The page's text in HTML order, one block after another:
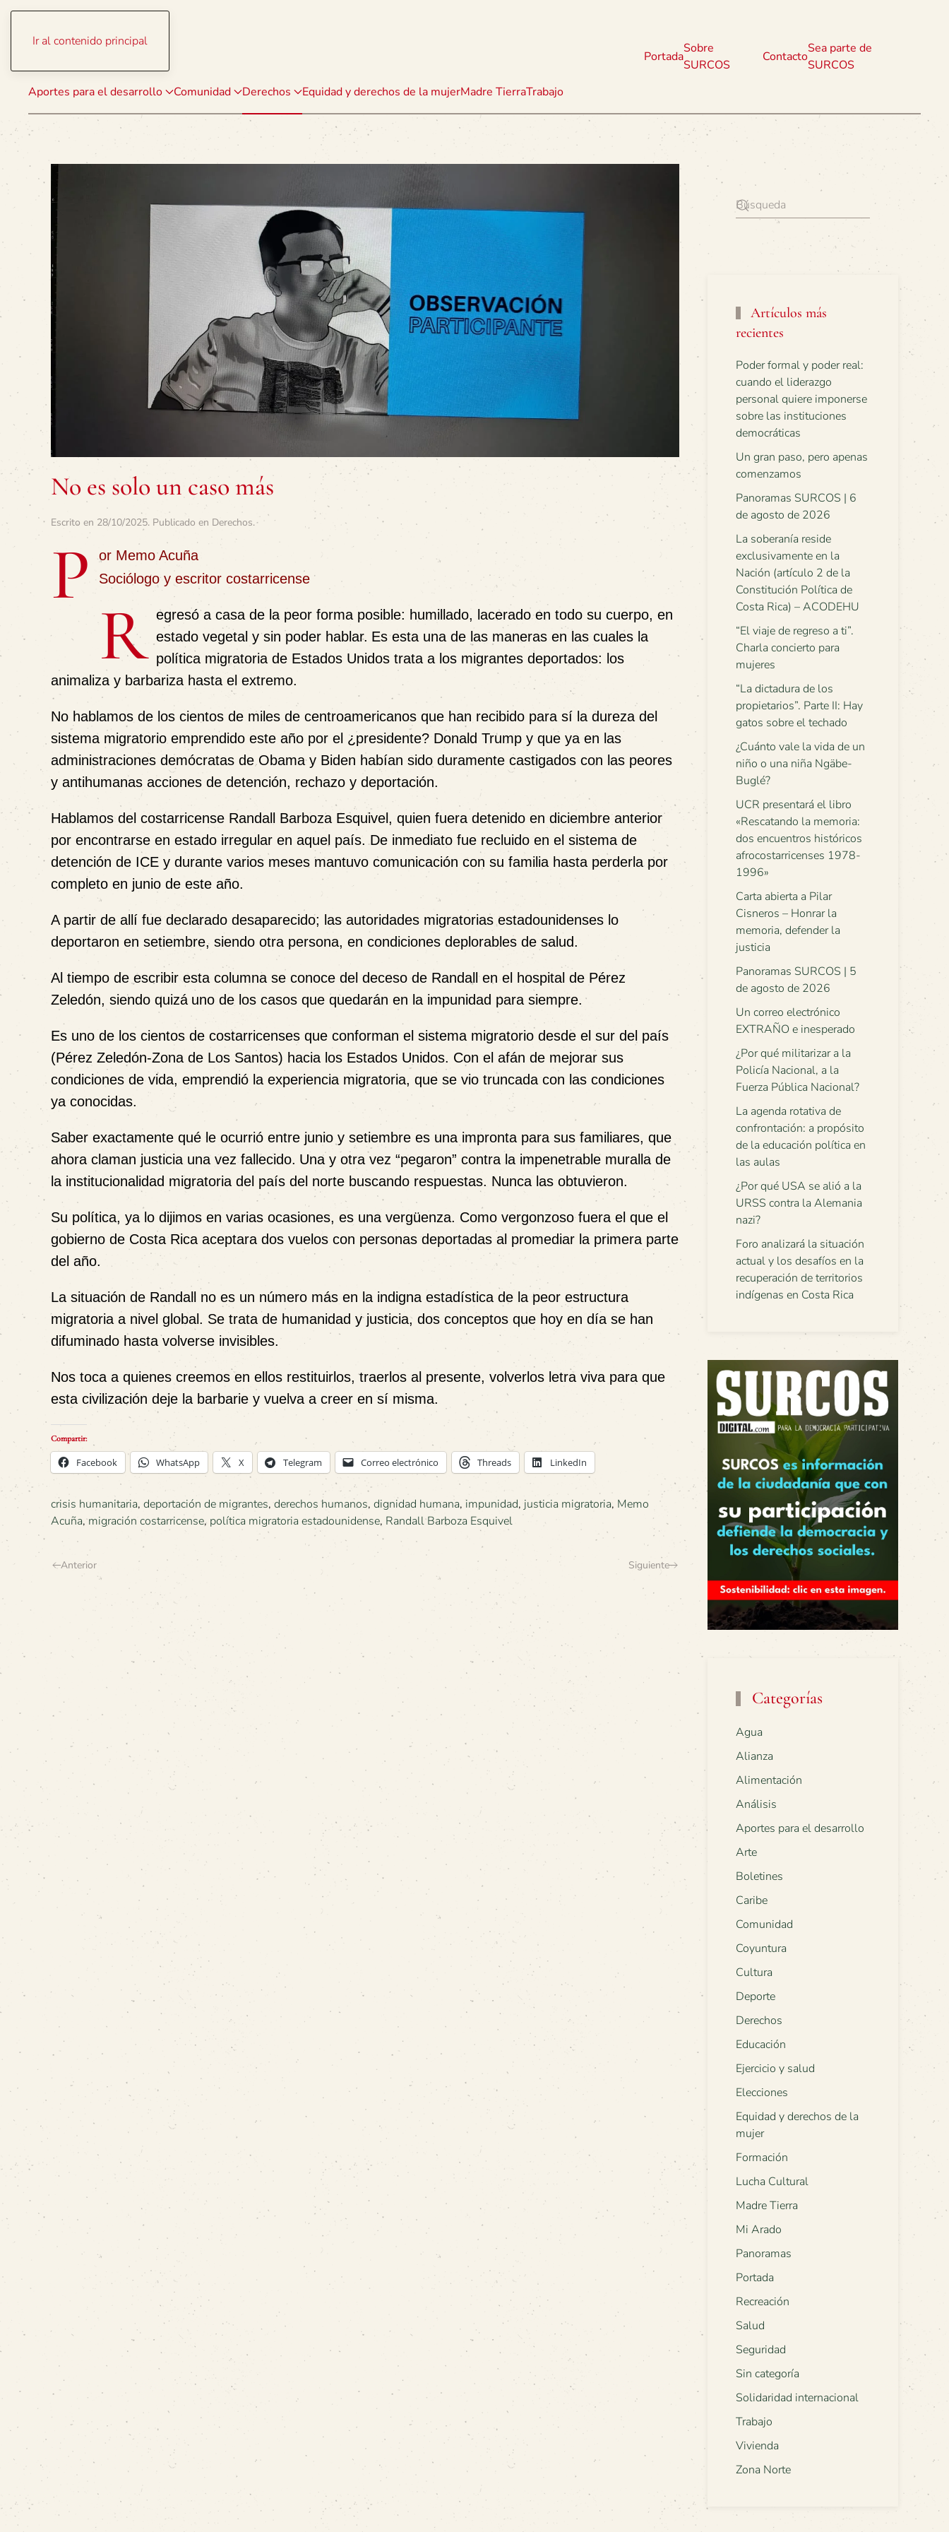
Ir al contenido principal
Aportes para el desarrollo Comunidad Derechos Equidad y derechos de la mujerMadre TierraTrabajo
Portada
Sobre
SURCOS
Contacto
Sea parte de
SURCOS
No es solo un caso más
Escrito en 28/10/2025. Publicado en Derechos.
P
or Memo Acuña
Sociólogo y escritor costarricense
R egresó a casa de la peor forma posible: humillado, lacerado en todo su cuerpo, en
estado vegetal y sin poder hablar. Es esta una de las maneras en las cuales la
política migratoria de Estados Unidos trata a los migrantes deportados: los
animaliza y barbariza hasta el extremo.
No hablamos de los cientos de miles de centroamericanos que han recibido para sí la dureza del
sistema migratorio emprendido este año por el ¿presidente? Donald Trump y que ya en las
administraciones demócratas de Obama y Biden habían sido duramente castigados con las peores
y antihumanas acciones de detención, rechazo y deportación.
Hablamos del costarricense Randall Barboza Esquivel, quien fuera detenido en diciembre anterior
por encontrarse en estado irregular en aquel país. De inmediato fue recluido en el sistema de
detención de ICE y durante varios meses mantuvo comunicación con su familia hasta perderla por
completo en junio de este año.
A partir de allí fue declarado desaparecido; las autoridades migratorias estadounidenses lo
deportaron en setiembre, siendo otra persona, en condiciones deplorables de salud.
Al tiempo de escribir esta columna se conoce del deceso de Randall en el hospital de Pérez
Zeledón, siendo quizá uno de los casos que quedarán en la impunidad para siempre.
Es uno de los cientos de costarricenses que conforman el sistema migratorio desde el sur del país
(Pérez Zeledón-Zona de Los Santos) hacia los Estados Unidos. Con el afán de mejorar sus
condiciones de vida, emprendió la experiencia migratoria, que se vio truncada con las condiciones
ya conocidas.
Saber exactamente qué le ocurrió entre junio y setiembre es una impronta para sus familiares, que
ahora claman justicia una vez fallecido. Una y otra vez “pegaron” contra la impenetrable muralla de
la institucionalidad migratoria del país del norte buscando respuestas. Nunca las obtuvieron.
Su política, ya lo dijimos en varias ocasiones, es una vergüenza. Como vergonzoso fuera el que el
gobierno de Costa Rica aceptara dos vuelos con personas deportadas al promediar la primera parte
del año.
La situación de Randall no es un número más en la indigna estadística de la peor estructura
migratoria a nivel global. Se trata de humanidad y justicia, dos conceptos que hoy en día se han
difuminado hasta volverse invisibles.
Nos toca a quienes creemos en ellos restituirlos, traerlos al presente, volverlos letra viva para que
esta civilización deje la barbarie y vuelva a creer en sí misma.
Compartir:
Facebook WhatsApp X Telegram Correo electrónico Threads LinkedIn
crisis humanitaria, deportación de migrantes, derechos humanos, dignidad humana, impunidad, justicia migratoria, Memo
Acuña,migración costarricense, política migratoria estadounidense, Randall Barboza Esquivel
Anterior Siguiente
Artículos más
recientes
Poder formal y poder real:
cuando el liderazgo
personal quiere imponerse
sobre las instituciones
democráticas
Un gran paso, pero apenas
comenzamos
Panoramas SURCOS | 6
de agosto de 2026
La soberanía reside
exclusivamente en la
Nación (artículo 2 de la
Constitución Política de
Costa Rica) – ACODEHU
“El viaje de regreso a ti”.
Charla concierto para
mujeres
“La dictadura de los
propietarios”. Parte II: Hay
gatos sobre el techado
¿Cuánto vale la vida de un
niño o una niña Ngäbe-
Buglé?
UCR presentará el libro
«Rescatando la memoria:
dos encuentros históricos
afrocostarricenses 1978-
1996»
Carta abierta a Pilar
Cisneros – Honrar la
memoria, defender la
justicia
Panoramas SURCOS | 5
de agosto de 2026
Un correo electrónico
EXTRAÑO e inesperado
¿Por qué militarizar a la
Policía Nacional, a la
Fuerza Pública Nacional?
La agenda rotativa de
confrontación: a propósito
de la educación política en
las aulas
¿Por qué USA se alió a la
URSS contra la Alemania
nazi?
Foro analizará la situación
actual y los desafíos en la
recuperación de territorios
indígenas en Costa Rica
Categorías
Agua
Alianza
Alimentación
Análisis
Aportes para el desarrollo
Arte
Boletines
Caribe
Comunidad
Coyuntura
Cultura
Deporte
Derechos
Educación
Ejercicio y salud
Elecciones
Equidad y derechos de la
mujer
Formación
Lucha Cultural
Madre Tierra
Mi Arado
Panoramas
Portada
Recreación
Salud
Seguridad
Sin categoría
Solidaridad internacional
Trabajo
Vivienda
Zona Norte